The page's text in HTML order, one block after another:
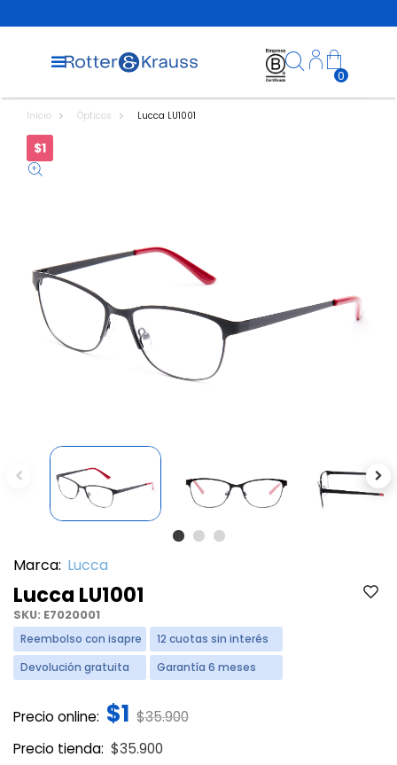
0
Inicio Ópticos Lucca LU1001
$1
Previous
Marca: Lucca
Lucca LU1001
SKU: E7020001
Reembolso con isapre
12 cuotas sin interés
Devolución gratuita
Garantía 6 meses
Precio online: $1 Price reduced from
$35.900to
Precio tienda:
Price reduced from
$35.900